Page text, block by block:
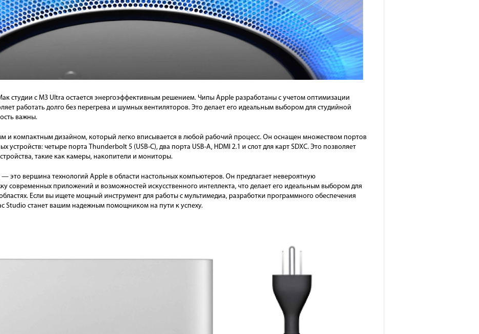
студии с M3 Ultra остается энергоэффективным решением. Чипы Apple разработаны с учетом оптимизации
работать долго без перегрева и шумных вентиляторов. Это делает его идеальным выбором для студийной
важны.
и компактным дизайном, который легко вписывается в любой рабочий процесс. Он оснащен множеством портов
четыре порта Thunderbolt 5 (USB-C), два порта USB-A, HDMI 2.1 и слот для карт SDXC. Это позволяет
такие как камеры, накопители и мониторы.
это вершина технологий Apple в области настольных компьютеров. Он предлагает невероятную
современных приложений и возможностей искусственного интеллекта, что делает его идеальным выбором для
Если вы ищете мощный инструмент для работы с мультимедиа, разработки программного обеспечения
Studio станет вашим надежным помощником на пути к успеху.